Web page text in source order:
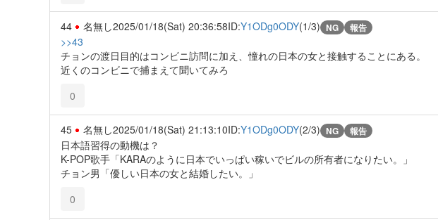
44 名無し2025/01/18(Sat) 20:36:58ID:Y1ODg0ODY(1/3) NG 報告
>>43
チョンの渡日目的はコンビニ訪問に加え、憧れの日本の女と接触することにある。
近くのコンビニで捕まえて聞いてみろ
0
45 名無し2025/01/18(Sat) 21:13:10ID:Y1ODg0ODY(2/3) NG 報告
日本語習得の動機は？
K-POP歌手「KARAのように日本でいっぱい稼いでビルの所有者になりたい。」
チョン男「優しい日本の女と結婚したい。」
0